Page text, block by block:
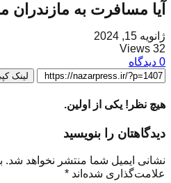
آیا مسافرت به
ژانویه 15, 2024
32 Views
0 دیدگاه
لینک
هیچ نظر! یکی از اولین.
دیدگاهتان را بنویسید
نشانی ایمیل شما منتشر نخواهد شد.
علامت‌گذاری شده‌اند *